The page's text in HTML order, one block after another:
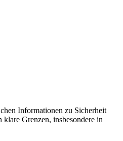
Informationen zu Sicherheit
Grenzen, insbesondere in